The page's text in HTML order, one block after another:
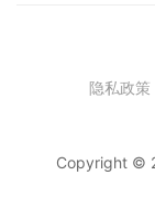
隐私政策
Copyright ©